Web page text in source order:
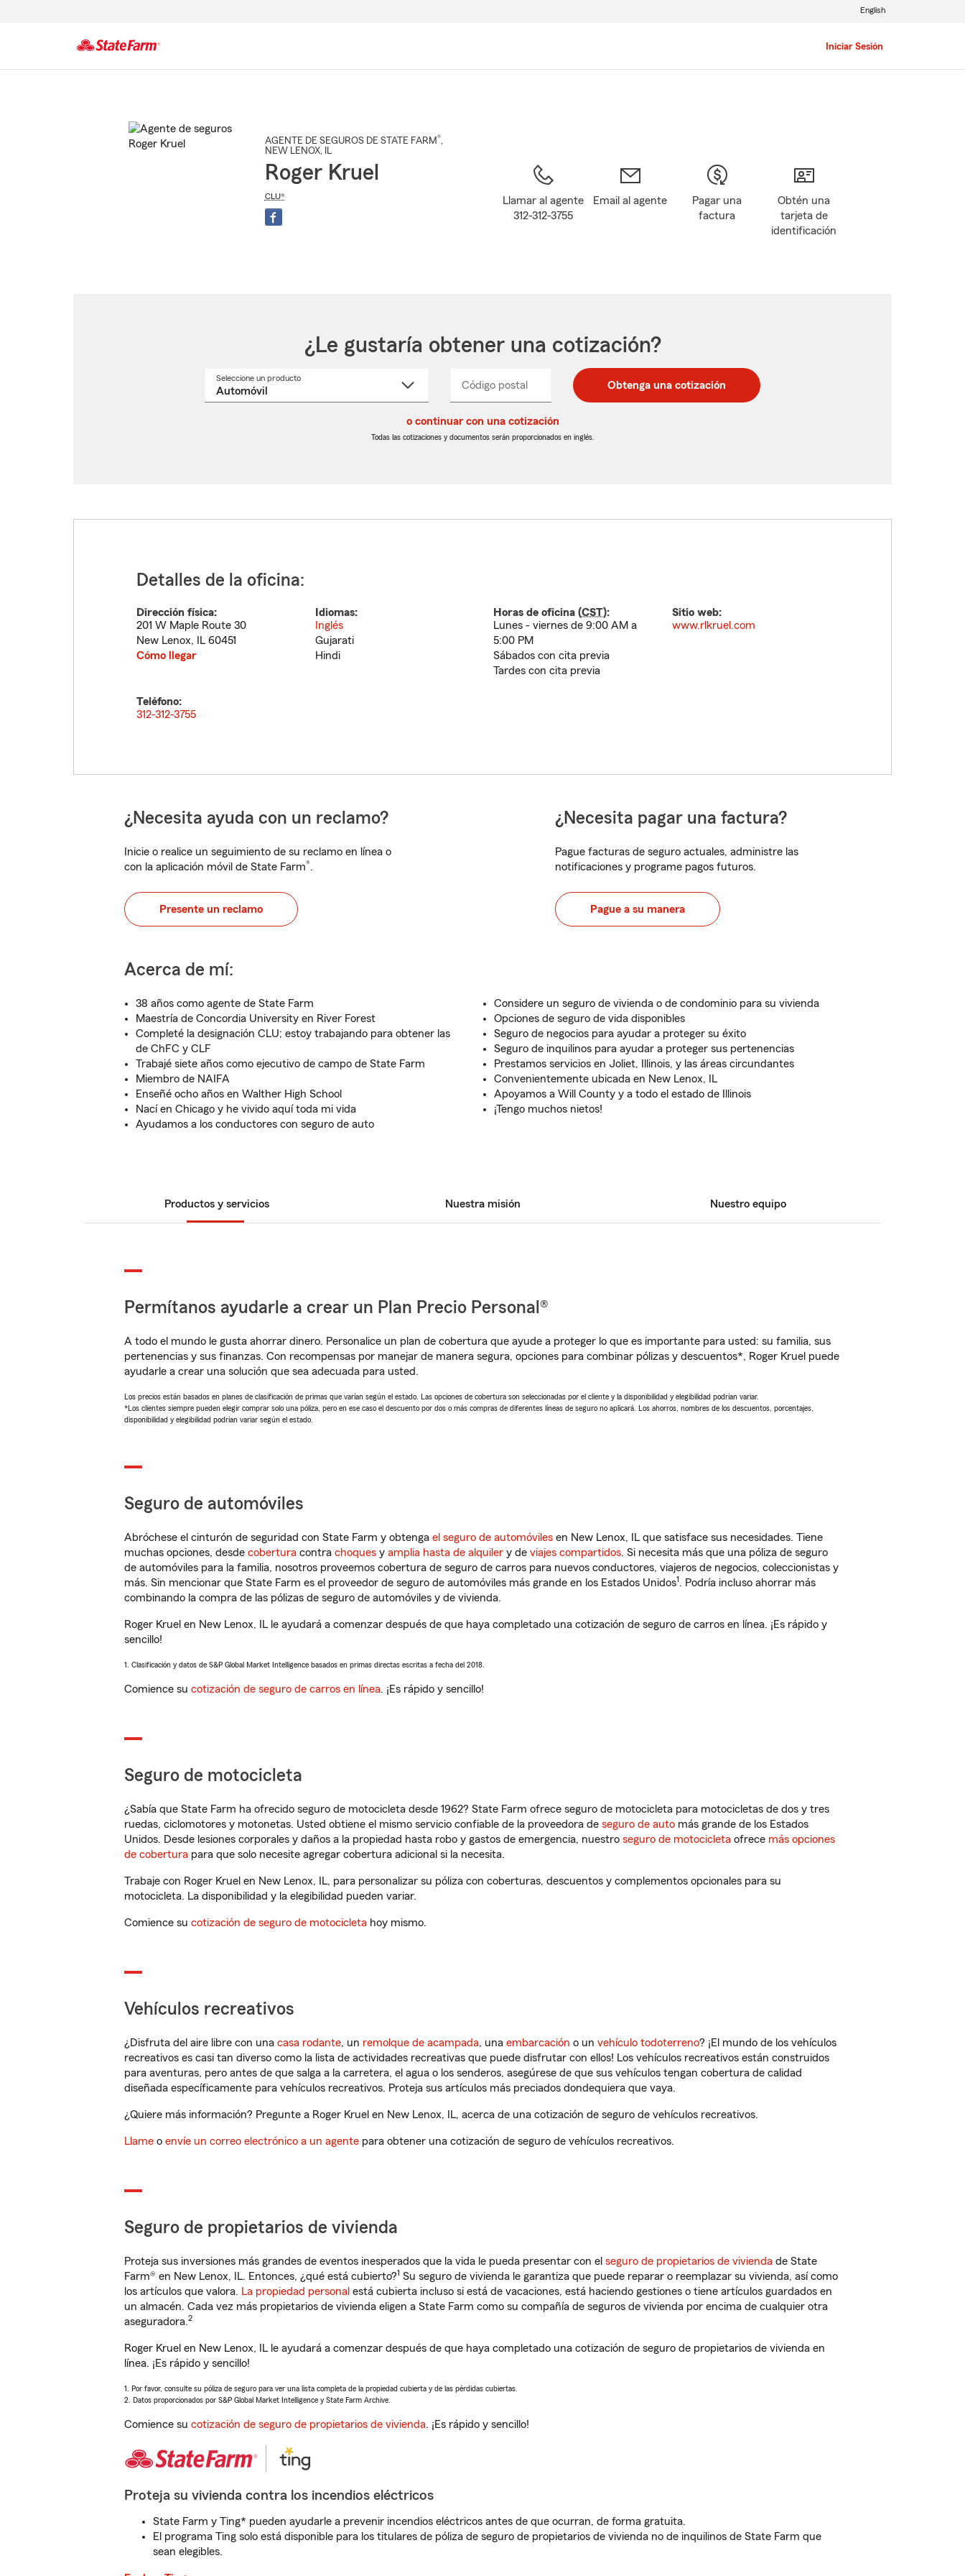
Iniciar Sesión
English
AGENTE DE SEGUROS DE STATE FARM®,
NEW LENOX, IL
Roger Kruel
CLU®
Llamar al agente
312-312-3755
Email al agente
Pagar una
factura
Obtén una
tarjeta de
identificación
¿Le gustaría obtener una cotización?
Seleccione un productoSeleccione
Código postal
postal
de
postal
de
_____ Obtenga una cotización
o continuar con una cotización
Todas las cotizaciones y documentos serán proporcionados en inglés.
Detalles de la oficina:
Dirección física:
201 W Maple Route 30
New Lenox, IL 60451
Cómo llegar
Idiomas:
Inglés
Gujarati
Hindi
Horas de oficina (CST):
Lunes - viernes de 9:00 AM a
5:00 PM
Sábados con cita previa
Tardes con cita previa
Sitio web:
www.rlkruel.com
Teléfono:
312-312-3755
¿Necesita ayuda con un reclamo?
Inicie o realice un seguimiento de su reclamo en línea o
con la aplicación móvil de State Farm®.
Presente un reclamo
¿Necesita pagar una factura?
Pague facturas de seguro actuales, administre las
notificaciones y programe pagos futuros.
Pague a su manera
Acerca de mí:
38 años como agente de State Farm
Maestría de Concordia University en River Forest
Completé la designación CLU; estoy trabajando para obtener las
de ChFC y CLF
Trabajé siete años como ejecutivo de campo de State Farm
Miembro de NAIFA
Enseñé ocho años en Walther High School
Nací en Chicago y he vivido aquí toda mi vida
Ayudamos a los conductores con seguro de auto
Considere un seguro de vivienda o de condominio para su vivienda
Opciones de seguro de vida disponibles
Seguro de negocios para ayudar a proteger su éxito
Seguro de inquilinos para ayudar a proteger sus pertenencias
Prestamos servicios en Joliet, Illinois, y las áreas circundantes
Convenientemente ubicada en New Lenox, IL
Apoyamos a Will County y a todo el estado de Illinois
¡Tengo muchos nietos!
Productos y servicios Nuestra misión Nuestro equipo
Permítanos ayudarle a crear un Plan Precio Personal®
A todo el mundo le gusta ahorrar dinero. Personalice un plan de cobertura que ayude a proteger lo que es importante para usted: su familia, sus
pertenencias y sus finanzas. Con recompensas por manejar de manera segura, opciones para combinar pólizas y descuentos*, Roger Kruel puede
ayudarle a crear una solución que sea adecuada para usted.
Los precios están basados en planes de clasificación de primas que varían según el estado. Las opciones de cobertura son seleccionadas por el cliente y la disponibilidad y elegibilidad podrían variar.
*Los clientes siempre pueden elegir comprar solo una póliza, pero en ese caso el descuento por dos o más compras de diferentes líneas de seguro no aplicará. Los ahorros, nombres de los descuentos, porcentajes,
disponibilidad y elegibilidad podrían variar según el estado.
Seguro de automóviles
Abróchese el cinturón de seguridad con State Farm y obtenga el seguro de automóviles en New Lenox, IL que satisface sus necesidades. Tiene
muchas opciones, desde cobertura contra choques y amplia hasta de alquiler y de viajes compartidos. Si necesita más que una póliza de seguro
de automóviles para la familia, nosotros proveemos cobertura de seguro de carros para nuevos conductores, viajeros de negocios, coleccionistas y
más. Sin mencionar que State Farm es el proveedor de seguro de automóviles más grande en los Estados Unidos1. Podría incluso ahorrar más
combinando la compra de las pólizas de seguro de automóviles y de vivienda.
Roger Kruel en New Lenox, IL le ayudará a comenzar después de que haya completado una cotización de seguro de carros en línea. ¡Es rápido y
sencillo!
1. Clasificación y datos de S&P Global Market Intelligence basados en primas directas escritas a fecha del 2018.
Comience su cotización de seguro de carros en línea. ¡Es rápido y sencillo!
Seguro de motocicleta
¿Sabía que State Farm ha ofrecido seguro de motocicleta desde 1962? State Farm ofrece seguro de motocicleta para motocicletas de dos y tres
ruedas, ciclomotores y motonetas. Usted obtiene el mismo servicio confiable de la proveedora de seguro de auto más grande de los Estados
Unidos. Desde lesiones corporales y daños a la propiedad hasta robo y gastos de emergencia, nuestro seguro de motocicleta ofrece más opciones
de cobertura para que solo necesite agregar cobertura adicional si la necesita.
Trabaje con Roger Kruel en New Lenox, IL, para personalizar su póliza con coberturas, descuentos y complementos opcionales para su
motocicleta. La disponibilidad y la elegibilidad pueden variar.
Comience su cotización de seguro de motocicleta hoy mismo.
Vehículos recreativos
¿Disfruta del aire libre con una casa rodante, un remolque de acampada, una embarcación o un vehículo todoterreno? ¡El mundo de los vehículos
recreativos es casi tan diverso como la lista de actividades recreativas que puede disfrutar con ellos! Los vehículos recreativos están construidos
para aventuras, pero antes de que salga a la carretera, el agua o los senderos, asegúrese de que sus vehículos tengan cobertura de calidad
diseñada específicamente para vehículos recreativos. Proteja sus artículos más preciados dondequiera que vaya.
¿Quiere más información? Pregunte a Roger Kruel en New Lenox, IL, acerca de una cotización de seguro de vehículos recreativos.
Llame o envíe un correo electrónico a un agente para obtener una cotización de seguro de vehículos recreativos.
Seguro de propietarios de vivienda
Proteja sus inversiones más grandes de eventos inesperados que la vida le pueda presentar con el seguro de propietarios de vivienda de State
Farm® en New Lenox, IL. Entonces, ¿qué está cubierto?1 Su seguro de vivienda le garantiza que puede reparar o reemplazar su vivienda, así como
los artículos que valora. La propiedad personal está cubierta incluso si está de vacaciones, está haciendo gestiones o tiene artículos guardados en
un almacén. Cada vez más propietarios de vivienda eligen a State Farm como su compañía de seguros de vivienda por encima de cualquier otra
aseguradora.2
Roger Kruel en New Lenox, IL le ayudará a comenzar después de que haya completado una cotización de seguro de propietarios de vivienda en
línea. ¡Es rápido y sencillo!
1. Por favor, consulte su póliza de seguro para ver una lista completa de la propiedad cubierta y de las pérdidas cubiertas.
2. Datos proporcionados por S&P Global Market Intelligence y State Farm Archive.
Comience su cotización de seguro de propietarios de vivienda. ¡Es rápido y sencillo!
Proteja su vivienda contra los incendios eléctricos
State Farm y Ting* pueden ayudarle a prevenir incendios eléctricos antes de que ocurran, de forma gratuita.
El programa Ting solo está disponible para los titulares de póliza de seguro de propietarios de vivienda no de inquilinos de State Farm que
sean elegibles.